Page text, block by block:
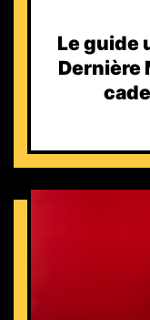
Le guide
Dernière